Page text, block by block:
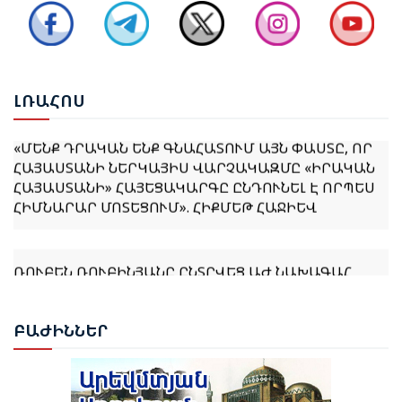
ԼՌԱՀՈՍ
ՔՆՆԱՐԿՎԵԼ Է ՀՀ ԿԱՌԱՎԱՐՈՒԹՅԱՆ 2026–2031
ՀԱՅԱՍՏԱՆԻ ՆԵՐԿԱՅԻՍ ՎԱՐՉԱԿԱԶՄԸ «ԻՐԱԿԱՆ
ՀԱՅԱՍՏԱՆԻ» ՀԱՅԵՑԱԿԱՐԳԸ ԸՆԴՈՒՆԵԼ Է ՈՐՊԵՍ
ՀԻՄՆԱՐԱՐ ՄՈՏԵՑՈՒՄ». ՀԻՔՄԵԹ ՀԱՋԻԵՎ
ՆԱԽԱԳԱՀ ՎԱՀԱԳՆ ԽԱՉԱՏՈՒՐՅԱՆԸ ՍՏՈՐԱԳՐԵՑ
ՆԻԿՈԼ ՓԱՇԻՆՅԱՆԻՆ ՎԱՐՉԱՊԵՏ ՆՇԱՆԱԿԵԼՈՒ
ՄԱՍԻՆ ՀՐԱՄԱՆԱԳԻՐԸ
ԲԱԺԻՆՆԵՐ